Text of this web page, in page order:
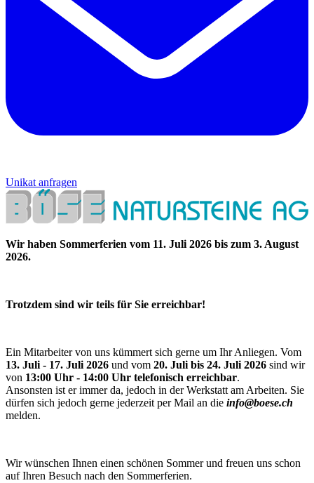
Unikat anfragen
Wir haben Sommerferien vom 11. Juli 2026 bis zum 3. August
2026.
Trotzdem sind wir teils für Sie erreichbar!
Ein Mitarbeiter von uns kümmert sich gerne um Ihr Anliegen. Vom
13. Juli - 17. Juli 2026 und vom 20. Juli bis 24. Juli 2026 sind wir
von 13:00 Uhr - 14:00 Uhr telefonisch erreichbar.
Ansonsten ist er immer da, jedoch in der Werkstatt am Arbeiten. Sie
dürfen sich jedoch gerne jederzeit per Mail an die info@boese.ch
melden.
Wir wünschen Ihnen einen schönen Sommer und freuen uns schon
auf Ihren Besuch nach den Sommerferien.